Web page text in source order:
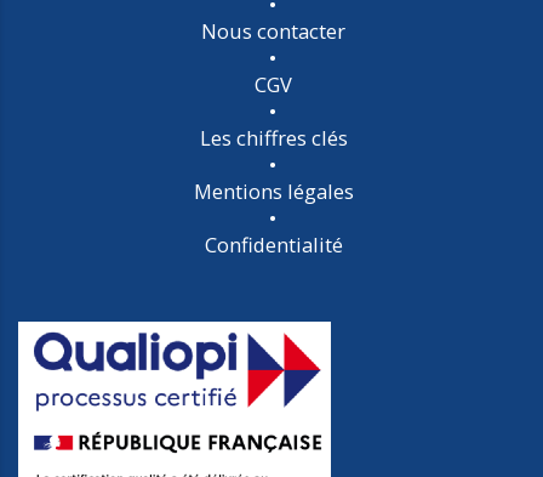
Nous contacter
CGV
Les chiffres clés
Mentions légales
Confidentialité